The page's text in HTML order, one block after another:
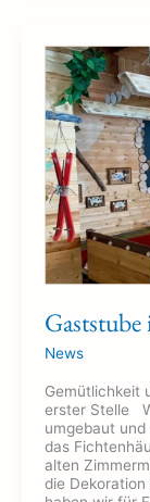
News
Gemütlichkeit
erster Stelle
umgebaut
das
alten
die
Gaststube
im
neuen
Stil